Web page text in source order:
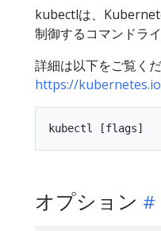
kubectlは、
制御するコマンドラ
詳細は以下をご覧く
https://
オプション